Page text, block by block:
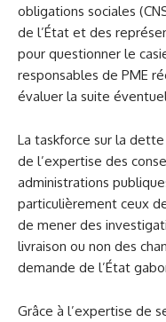
obligations sociales
de l’État et des
pour questionner le
responsables de PME
évaluer la suite
La taskforce sur la
de l’expertise des
administrations
particulièrement ceux
de mener des
livraison ou non des
demande de l’État
Grâce à l’expertise de